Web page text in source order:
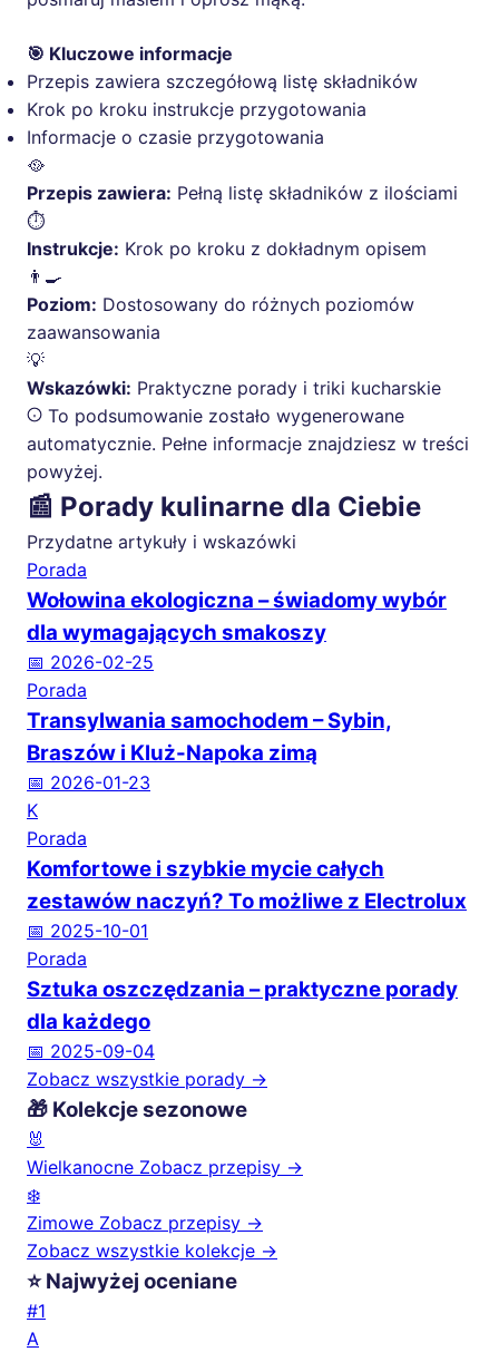
🎯 Kluczowe informacje
Przepis zawiera szczegółową listę składników
Krok po kroku instrukcje przygotowania
Informacje o czasie przygotowania
🥘
Przepis zawiera: Pełną listę składników z ilościami
⏱️
Instrukcje: Krok po kroku z dokładnym opisem
👨‍🍳
Poziom: Dostosowany do różnych poziomów
zaawansowania
💡
Wskazówki: Praktyczne porady i triki kucharskie
To podsumowanie zostało wygenerowane
automatycznie. Pełne informacje znajdziesz w treści
powyżej.
📰 Porady kulinarne dla Ciebie
Przydatne artykuły i wskazówki
Porada
Wołowina ekologiczna – świadomy wybór
dla wymagających smakoszy
📅 2026-02-25
Porada
Transylwania samochodem – Sybin,
Braszów i Kluż-Napoka zimą
📅 2026-01-23
K
Porada
Komfortowe i szybkie mycie całych
zestawów naczyń? To możliwe z Electrolux
📅 2025-10-01
Porada
Sztuka oszczędzania – praktyczne porady
dla każdego
📅 2025-09-04
Zobacz wszystkie porady →
🎁 Kolekcje sezonowe
🐰
Wielkanocne Zobacz przepisy →
❄️
Zimowe Zobacz przepisy →
Zobacz wszystkie kolekcje →
⭐ Najwyżej oceniane
#1
A